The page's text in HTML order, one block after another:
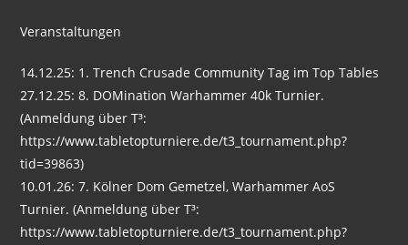
Veranstaltungen
14.12.25: 1. Trench Crusade Community Tag im Top Tables
27.12.25: 8. DOMination Warhammer 40k Turnier.
(Anmeldung über T³:
https://www.tabletopturniere.de/t3_tournament.php?
tid=39863)
10.01.26: 7. Kölner Dom Gemetzel, Warhammer AoS
Turnier. (Anmeldung über T³:
https://www.tabletopturniere.de/t3_tournament.php?